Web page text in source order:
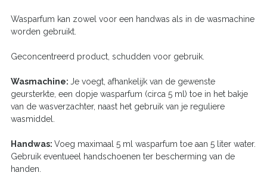
Wasparfum kan zowel voor een handwas als in de wasmachine
worden gebruikt.
Geconcentreerd product, schudden voor gebruik.
Wasmachine: Je voegt, afhankelijk van de gewenste
geursterkte, een dopje wasparfum (circa 5 ml) toe in het bakje
van de wasverzachter, naast het gebruik van je reguliere
wasmiddel.
Handwas: Voeg maximaal 5 ml wasparfum toe aan 5 liter water.
Gebruik eventueel handschoenen ter bescherming van de
handen.